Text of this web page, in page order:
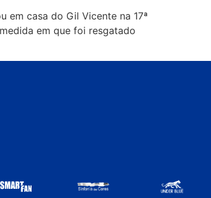
em casa do Gil Vicente na 17ª
em que foi resgatado